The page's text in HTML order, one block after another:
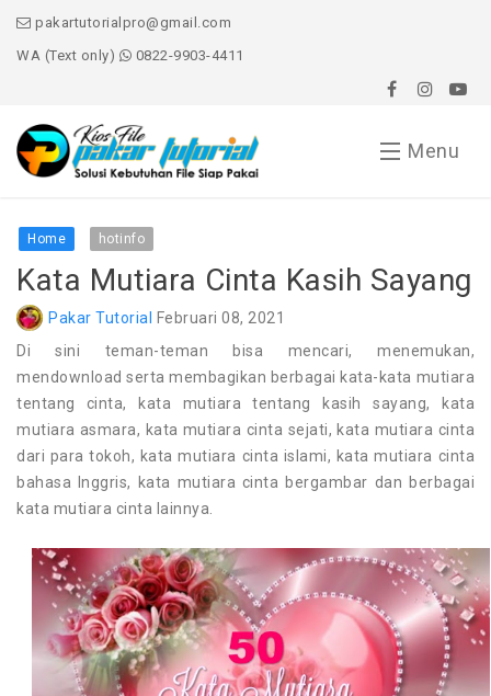
pakartutorialpro@gmail.com
WA (Text only)
0822-9903-4411
Menu
Home
Word
Excel
PowerPoint
Windows
Android
YouTube
Blogger
Gadget
Home hotinfo
Kata Mutiara Cinta Kasih Sayang
Pakar Tutorial
Februari 08, 2021
Di sini teman-teman bisa mencari, menemukan,
mendownload serta membagikan berbagai kata-kata mutiara
tentang cinta, kata mutiara tentang kasih sayang, kata
mutiara asmara, kata mutiara cinta sejati, kata mutiara cinta
dari para tokoh, kata mutiara cinta islami, kata mutiara cinta
bahasa Inggris, kata mutiara cinta bergambar dan berbagai
kata mutiara cinta lainnya.